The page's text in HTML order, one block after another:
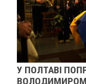
У ПОЛТАВІ
ВОЛОДИМИРОМ